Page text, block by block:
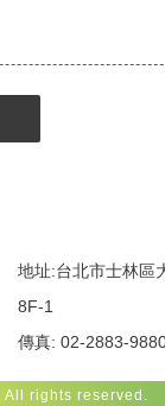
地址:台北市士林區
8F-1
傳真: 02-2883-
All rights reserved.